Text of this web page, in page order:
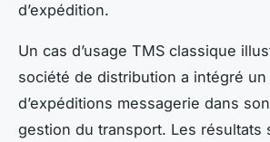
d’expédition.
Un cas d’usage TMS classique
société de distribution a intégré
d’expéditions messagerie dans
gestion du transport. Les résultats